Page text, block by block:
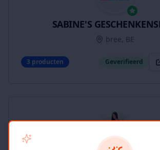
SABINE'S
bree, BE
3 producten Geverifieerd